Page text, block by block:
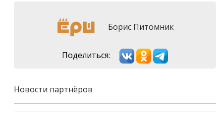
Борис Питомник
Поделиться:
Новости партнёров